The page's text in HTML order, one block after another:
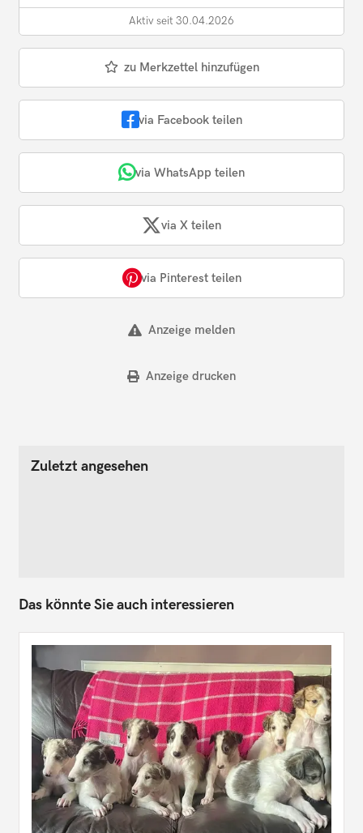
Aktiv seit 30.04.2026
zu Merkzettel hinzufügen
via Facebook teilen
via WhatsApp teilen
via X teilen
via Pinterest teilen
Anzeige melden
Anzeige drucken
Zuletzt angesehen
Das könnte Sie auch interessieren